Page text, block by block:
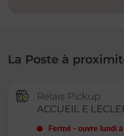
La Poste à
Relais Pickup
ACCUEIL E
Fermé -ouvre lundi à